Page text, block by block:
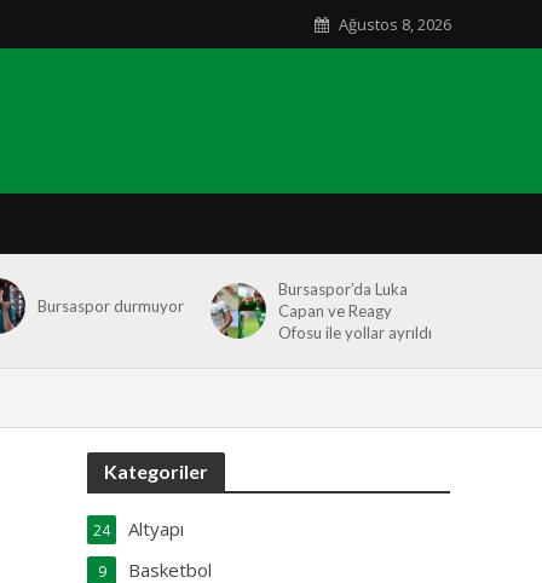
Ağustos 8, 2026
Bursaspor durmuyor
Bursaspor’da Luka
Capan ve Reagy
Ofosu ile yollar ayrıldı
Kategoriler
Altyapı
24
Basketbol
9